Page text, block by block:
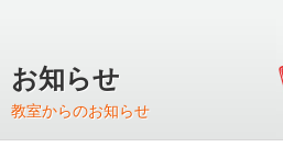
お知らせ
教室からのお知らせ